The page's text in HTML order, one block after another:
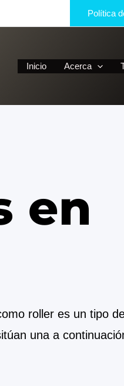
Política
Inicio Acerca
en
roller es un tipo
una a